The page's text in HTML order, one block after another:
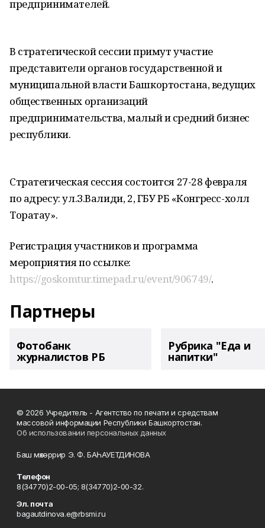
предпринимателей.
В стратегической сессии примут участие
представители органов государственной и
муниципальной власти Башкортостана, ведущих
общественных организаций
предпринимательства, малый и средний бизнес
республики.
Стратегическая сессия состоится 27-28 февраля
по адресу: ул.З.Валиди, 2, ГБУ РБ «Конгресс-холл
Торатау».
Регистрация участников и программа
мероприятия по ссылке:
https://goskomtur.timepad.ru/event/906749/.
Партнеры
Фотобанк
журналистов РБ
Рубрика "Еда и
напитки"
© 2026 Учредитель - Агентство по печати и средствам
массовой информации Республики Башкортостан.
Об использовании персональных данных
Баш мөхәррир Э. Ф. БАҺАУЕТДИНОВА
Телефон
8(34770)2-00-05; 8(34770)2-00-32.
Эл. почта
bagautdinova.e@rbsmi.ru